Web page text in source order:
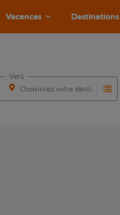
Vacances Destinations
Choisissez votre destination
Vers